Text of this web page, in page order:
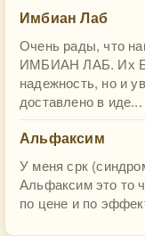
Имбиан Лаб
Очень рады, что
ИМБИАН ЛАБ. Их
надежность, но и
доставлено в иде...
Альфаксим
У меня срк
Альфаксим это то
по цене и по